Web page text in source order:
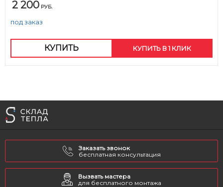
2 200 РУБ.
под заказ
КУПИТЬ КУПИТЬ В 1 КЛИК
Заказать звонок
бесплатная консультация
Вызвать мастера
для бесплатного монтажа